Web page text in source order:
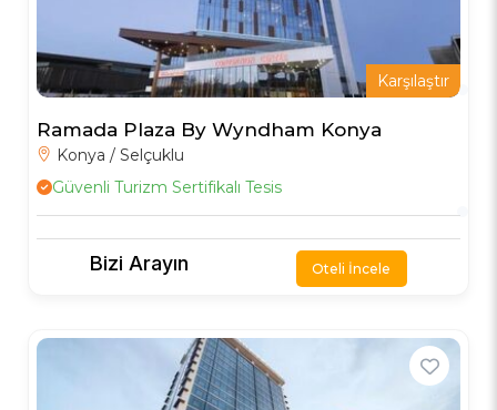
Karşılaştır
Ramada Plaza By Wyndham Konya
Konya / Selçuklu
Güvenli Turizm Sertifikalı Tesis
Bizi Arayın Oteli İncele